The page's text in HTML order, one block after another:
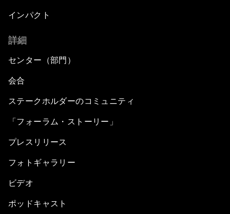
インパクト
詳細
センター（部門）
会合
ステークホルダーのコミュニティ
「フォーラム・ストーリー」
プレスリリース
フォトギャラリー
ビデオ
ポッドキャスト